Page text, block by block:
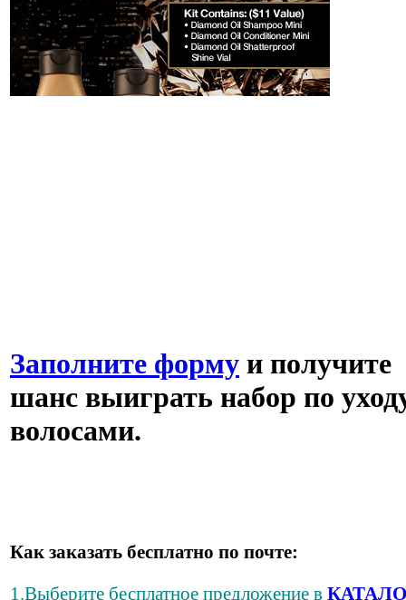
Заполните форму и получите
шанс выиграть набор по
волосами.
Как заказать бесплатно по почте:
1.Выберите бесплатное предложение в